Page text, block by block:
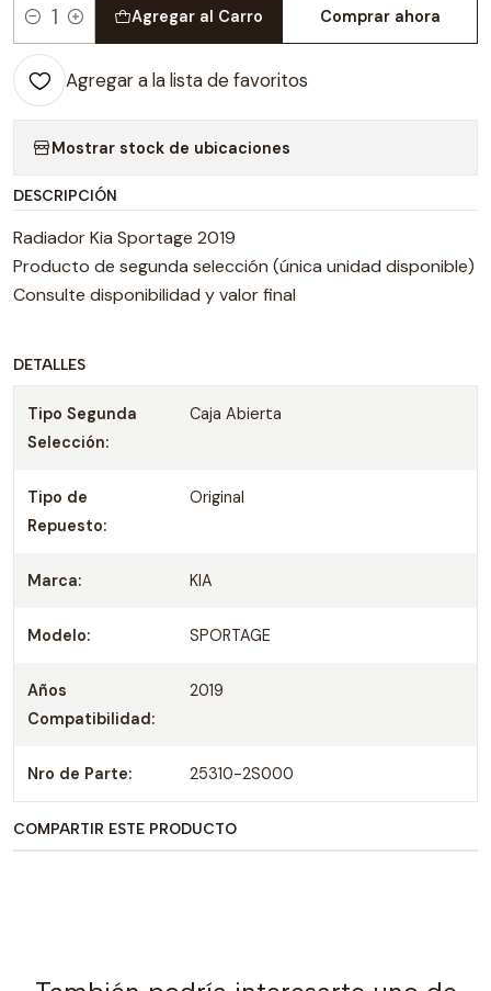
Cantidad
Agregar al Carro Comprar ahora
Agregar a la lista de favoritos
Mostrar stock de ubicaciones
DESCRIPCIÓN
Radiador Kia Sportage 2019
Producto de segunda selección (única unidad disponible)
Consulte disponibilidad y valor final
DETALLES
Tipo Segunda
Selección:
Caja Abierta
Tipo de
Repuesto:
Original
Marca: KIA
Modelo: SPORTAGE
Años
Compatibilidad:
2019
Nro de Parte: 25310-2S000
COMPARTIR ESTE PRODUCTO